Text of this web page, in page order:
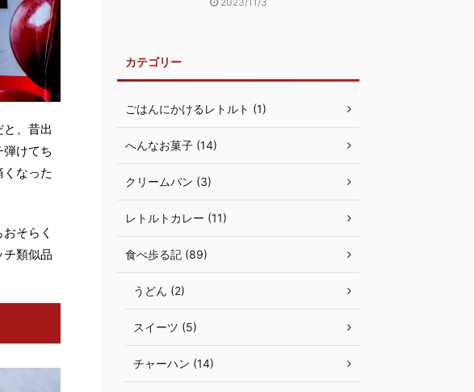
、昔出
けてち
なった
そらく
類似品
カテゴリー
ごはんにかけるレトルト (1)
へんなお菓子 (14)
クリームパン (3)
レトルトカレー (11)
食べ歩る記 (89)
うどん (2)
スイーツ (5)
チャーハン (14)